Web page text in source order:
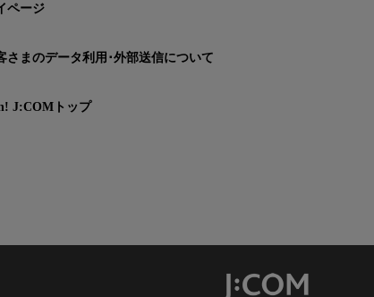
ページ
さまのデータ利用･外部送信について
J:COMトップ